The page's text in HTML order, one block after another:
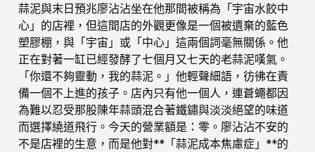
蒜泥與末日預兆廖沾沾坐在他那間被稱為「宇宙水餃中
心」的店裡，但這間店的外觀更像是一個被遺棄的藍色
塑膠棚，與「宇宙」或「中心」這兩個詞毫無關係。他
正在對著一缸已經發酵了七個月又七天的老蒜泥嘆氣。
「你還不夠靈動，我的蒜泥。」他輕聲細語，彷彿在責
備一個不上進的孩子。店內只有他一個人，連蒼蠅都因
為難以忍受那股陳年蒜頭混合著鐵鏽與淡淡絕望的味道
而選擇繞道飛行。今天的營業額是：零。廖沾沾不安的
不是店裡的生意，而是他對**「蒜泥成本焦慮症」**的